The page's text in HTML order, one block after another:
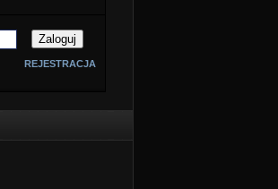
REJESTRACJA